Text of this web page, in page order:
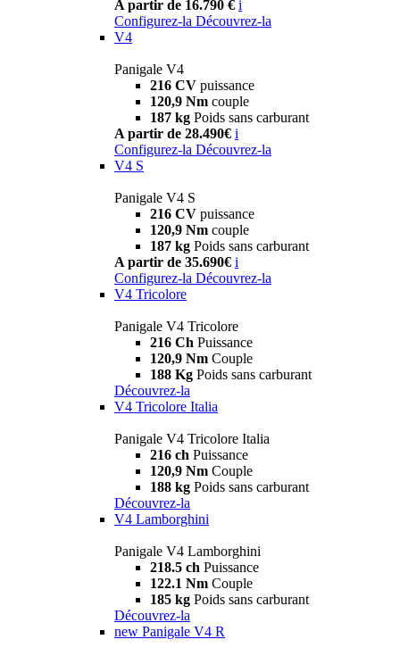
A partir de 16.790 € i
Configurez-la Découvrez-la
V4
Panigale V4
216 CV puissance
120,9 Nm couple
187 kg Poids sans carburant
A partir de 28.490€ i
Configurez-la Découvrez-la
V4 S
Panigale V4 S
216 CV puissance
120,9 Nm couple
187 kg Poids sans carburant
A partir de 35.690€ i
Configurez-la Découvrez-la
V4 Tricolore
Panigale V4 Tricolore
216 Ch Puissance
120,9 Nm Couple
188 Kg Poids sans carburant
Découvrez-la
V4 Tricolore Italia
Panigale V4 Tricolore Italia
216 ch Puissance
120,9 Nm Couple
188 kg Poids sans carburant
Découvrez-la
V4 Lamborghini
Panigale V4 Lamborghini
218.5 ch Puissance
122.1 Nm Couple
185 kg Poids sans carburant
Découvrez-la
new Panigale V4 R